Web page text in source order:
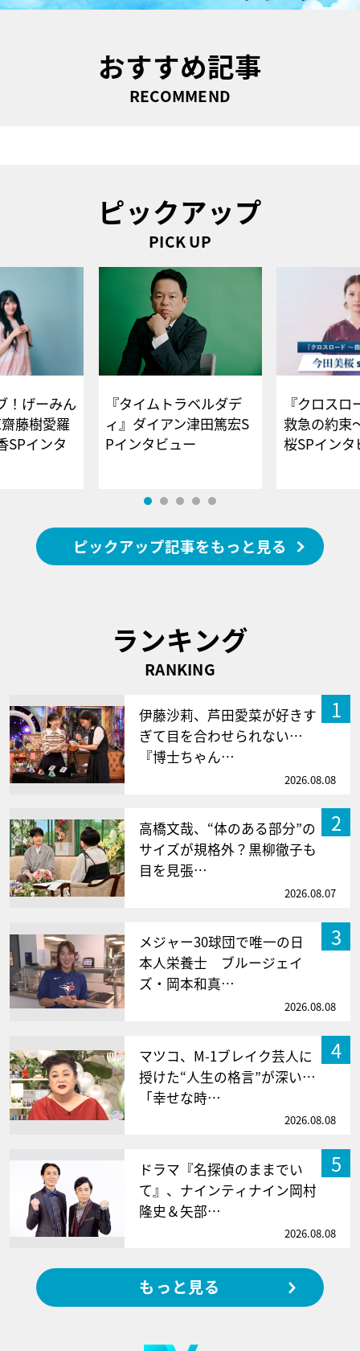
おすすめ記事
RECOMMEND
ピックアップ
PICK UP
！げーみん
藤樹愛羅
SPインタ
『タイムトラベルダデ
ィ』ダイアン津田篤宏S
Pインタビュー
『クロス
救急の約束
桜SPイ
ピックアップ記事をもっと見る
ランキング
RANKING
1
伊藤沙莉、芦田愛菜が好きす
ぎて目を合わせられない…
『博士ちゃん…
2026.08.08
2
高橋文哉、“体のある部分”の
サイズが規格外？黒柳徹子も
目を見張…
2026.08.07
3
メジャー30球団で唯一の日
本人栄養士 ブルージェイ
ズ・岡本和真…
2026.08.08
4
マツコ、M-1ブレイク芸人に
授けた“人生の格言”が深い…
「幸せな時…
2026.08.08
5
ドラマ『名探偵のままでい
て』、ナインティナイン岡村
隆史＆矢部…
2026.08.08
もっと見る